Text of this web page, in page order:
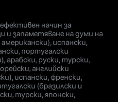
начин за
и запаметяване на думи на
испански,
португалски
арабски, руски, турски,
английски
испански, френски,
(бразилски и
турски, японски,